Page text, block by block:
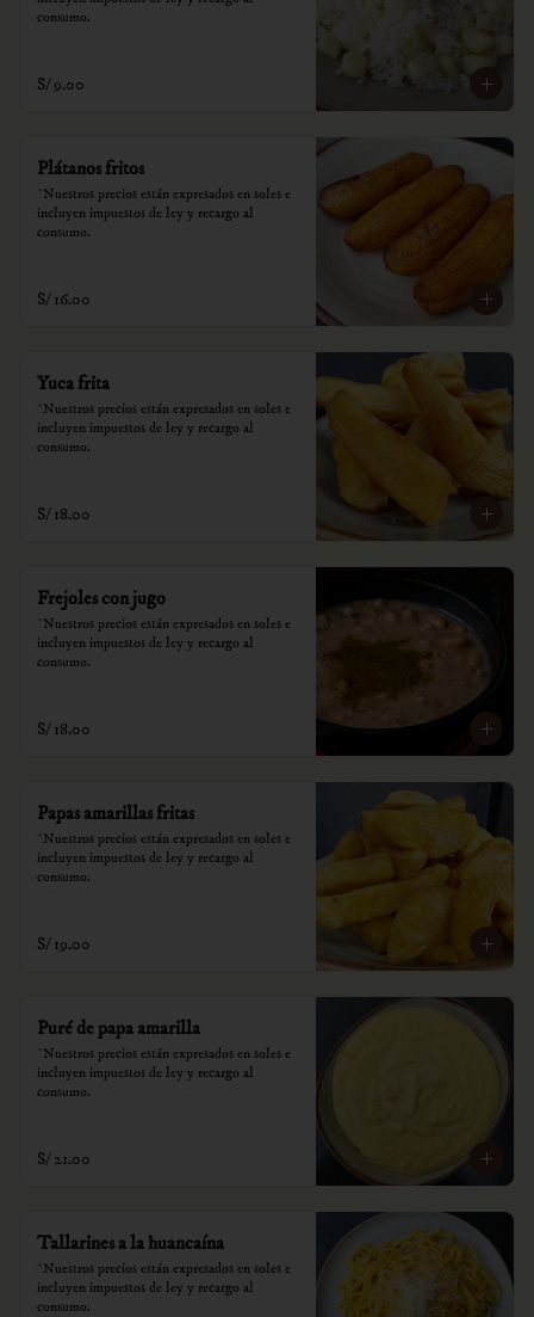
consumo.
S/ 9.00
Plátanos fritos
*Nuestros precios están expresados en soles e
incluyen impuestos de ley y recargo al
consumo.
S/ 16.00
Yuca frita
*Nuestros precios están expresados en soles e
incluyen impuestos de ley y recargo al
consumo.
S/ 18.00
Frejoles con jugo
*Nuestros precios están expresados en soles e
incluyen impuestos de ley y recargo al
consumo.
S/ 18.00
Papas amarillas fritas
*Nuestros precios están expresados en soles e
incluyen impuestos de ley y recargo al
consumo.
S/ 19.00
Puré de papa amarilla
*Nuestros precios están expresados en soles e
incluyen impuestos de ley y recargo al
consumo.
S/ 21.00
Tallarines a la huancaína
*Nuestros precios están expresados en soles e
incluyen impuestos de ley y recargo al
consumo.